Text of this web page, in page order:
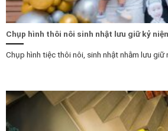
Chụp hình thôi nôi sinh nhật lưu giữ kỷ
Chụp hình tiệc thôi nôi, sinh nhật nhằm lưu giữ